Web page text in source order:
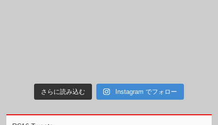
さらに読み込む Instagram でフォロー